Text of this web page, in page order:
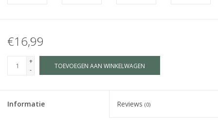
€16,99
+
-
TOEVOEGEN AAN WINKELWAGEN
Informatie Reviews (0)